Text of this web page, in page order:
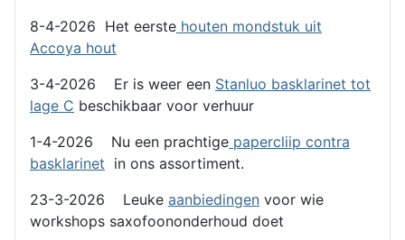
8-4-2026 Het eerste houten mondstuk uit
Accoya hout
3-4-2026 Er is weer een Stanluo basklarinet tot
lage C beschikbaar voor verhuur
1-4-2026 Nu een prachtige papercliip contra
basklarinet in ons assortiment.
23-3-2026 Leuke aanbiedingen voor wie
workshops saxofoononderhoud doet